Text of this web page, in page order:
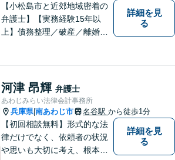
【小松島市と近郊地域密着の
弁護士】【実務経験15年以
上】債務整理／破産／離婚／
幅広くご相談を受付中。実務
経験15年以上の弁護士が誠
実、丁寧に対応致します。
【無料相談あり】
詳細を見
る
河津 昂輝 弁護士
あわじみらい法律会計事務所
兵庫県|南あわじ市 名谷駅 から徒歩1分
【初回相談無料】形式的な法
律だけでなく、依頼者の状況
や思いも大切に考え、根本的
詳細を見
る